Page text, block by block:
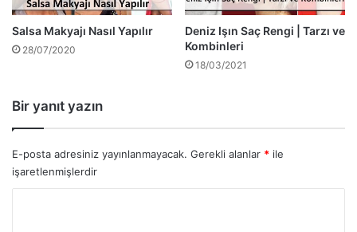
Salsa Makyajı Nasıl Yapılır
28/07/2020
Deniz Işın Saç Rengi | Tarzı ve
Kombinleri
18/03/2021
Bir yanıt yazın
E-posta adresiniz yayınlanmayacak. Gerekli alanlar * ile
işaretlenmişlerdir